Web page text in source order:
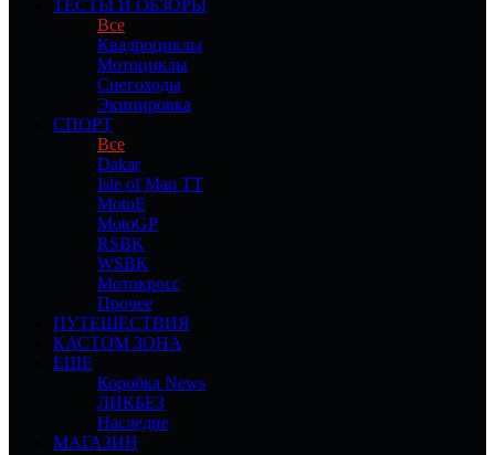
ТЕСТЫ И ОБЗОРЫ
Все
Квадроциклы
Мотоциклы
Снегоходы
Экипировка
СПОРТ
Все
Dakar
Isle of Man TT
MotoE
MotoGP
RSBK
WSBK
Мотокросс
Прочее
ПУТЕШЕСТВИЯ
КАСТОМ ЗОНА
ЕЩЕ
Коробка News
ЛИКБЕЗ
Наследие
МАГАЗИН